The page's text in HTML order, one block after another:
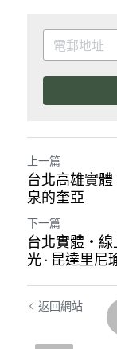
上一篇
台北高雄實
泉的奎亞
下一篇
台北實體・
光 · 昆達里
返回網站